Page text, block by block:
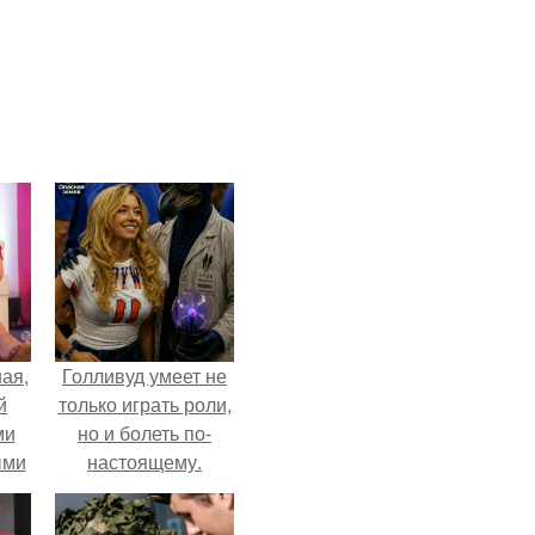
Голливуд умеет не
только играть роли,
но и болеть по-
настоящему.